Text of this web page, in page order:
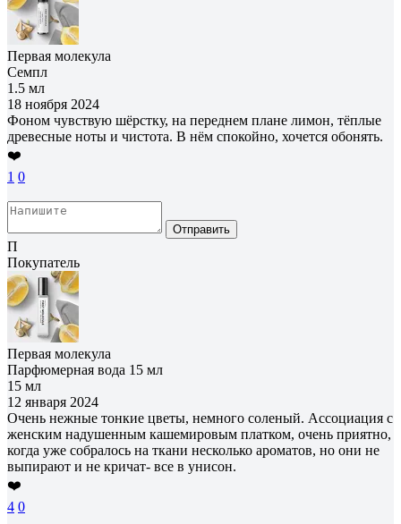
Первая молекула
Семпл
1.5 мл
18 ноября 2024
Фоном чувствую шёрстку, на переднем плане лимон, тёплые
древесные ноты и чистота. В нём спокойно, хочется обонять.
❤️
1 0
Отправить
П
Покупатель
Первая молекула
Парфюмерная вода 15 мл
15 мл
12 января 2024
Очень нежные тонкие цветы, немного соленый. Ассоциация с
женским надушенным кашемировым платком, очень приятно,
когда уже собралось на ткани несколько ароматов, но они не
выпирают и не кричат- все в унисон.
❤️
4 0